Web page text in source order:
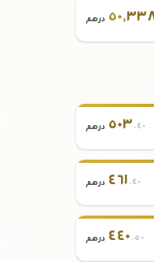
٥٠, درهم
٥٠٣ .٤٠ درهم
٤٦١ .٤٠ درهم
٤٤٠ .٥٠ درهم